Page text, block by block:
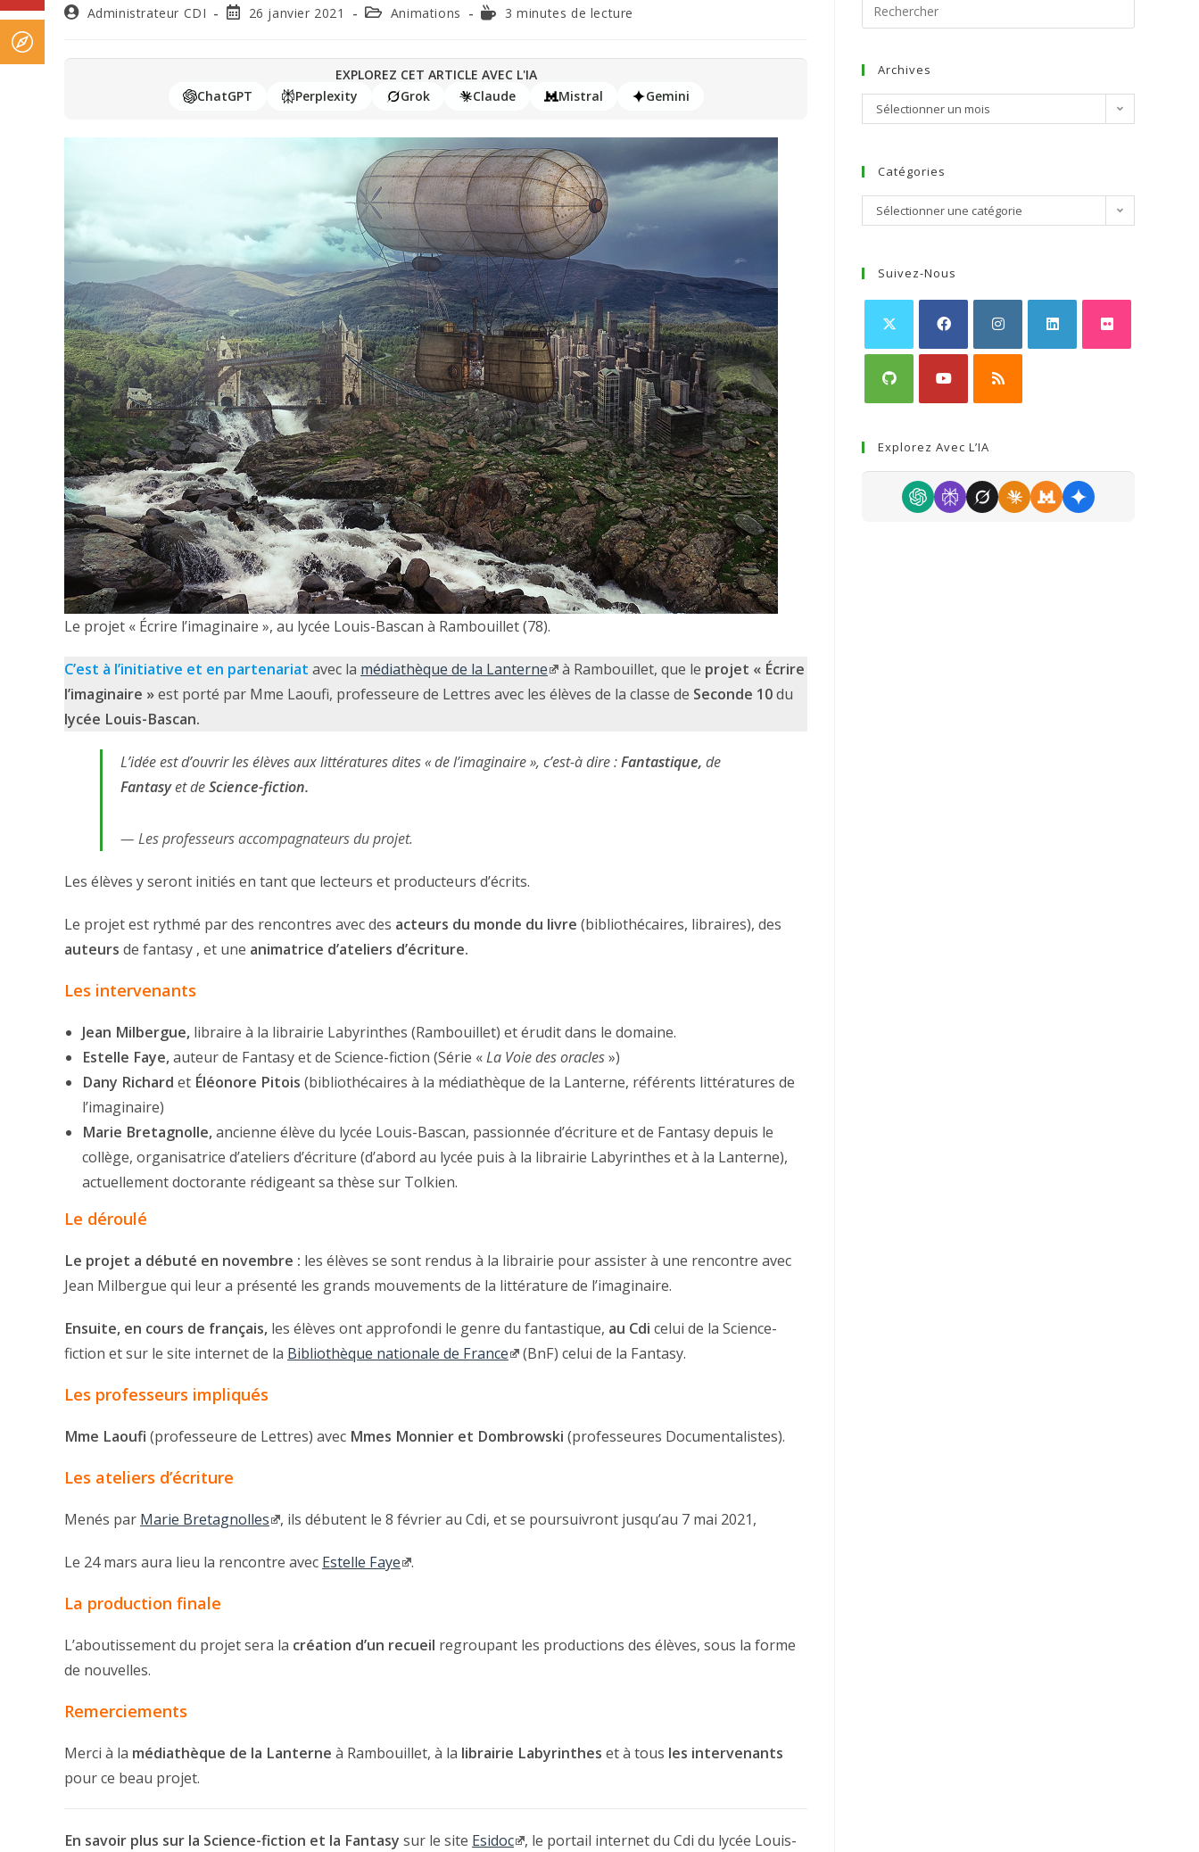
Administrateur CDI 26 janvier 2021 Animations 3 minutes de lecture
EXPLOREZ CET ARTICLE AVEC L'IA
ChatGPT
Perplexity Grok Claude Mistral Gemini
Le projet « Écrire l’imaginaire », au lycée Louis-Bascan à Rambouillet (78).
C’est à l’initiative et en partenariat avec la médiathèque de la Lanterne à Rambouillet, que le projet « Écrire
l’imaginaire »est porté par Mme Laoufi, professeure de Lettres avec les élèves de la classe de Seconde 10du
lycée Louis-Bascan.
L’idée est d’ouvrir les élèves aux littératures dites « de l’imaginaire », c’est-à dire :Fantastique, de
Fantasyet deScience-fiction.
Les professeurs accompagnateurs du projet.
Les élèves y seront initiés en tant que lecteurs et producteurs d’écrits.
Le projet est rythmé par des rencontres avec des acteurs du monde du livre (bibliothécaires, libraires), des
auteurs de fantasy , et une animatrice d’ateliers d’écriture.
Les intervenants
Jean Milbergue, libraire à la librairie Labyrinthes (Rambouillet) et érudit dans le domaine.
Estelle Faye,auteur de Fantasy et de Science-fiction (Série «La Voie des oracles»)
Dany Richard et Éléonore Pitois (bibliothécaires à la médiathèque de la Lanterne, référents littératures de
l’imaginaire)
Marie Bretagnolle,ancienne élève du lycée Louis-Bascan, passionnée d’écriture et de Fantasy depuis le
collège, organisatrice d’ateliers d’écriture (d’abord au lycée puis à la librairie Labyrinthes et à la Lanterne),
actuellement doctorante rédigeant sa thèse sur Tolkien.
Le déroulé
Le projet a débuté en novembre : les élèves se sont rendus à la librairie pour assister à une rencontre avec
Jean Milbergue qui leur a présenté les grands mouvements de la littérature de l’imaginaire.
Ensuite, en cours de français, les élèves ont approfondi le genre du fantastique, au Cdi celui de la Science-
fiction et sur le site internet de la Bibliothèque nationale de France (BnF) celui de la Fantasy.
Les professeurs impliqués
Mme Laoufi (professeure de Lettres) avec Mmes Monnier et Dombrowski (professeures Documentalistes).
Les ateliers d’écriture
Menés par Marie Bretagnolles , ils débutent le 8 février au Cdi, et se poursuivront jusqu’au 7 mai 2021,
Le 24 mars aura lieu la rencontre avec Estelle Faye .
La production finale
L’aboutissement du projet sera la création d’un recueil regroupant les productions des élèves, sous la forme
de nouvelles.
Remerciements
Merci à la médiathèque de la Lanterne à Rambouillet, à la librairie Labyrinthes et à tous les intervenants
pour ce beau projet.
En savoir plus sur la Science-fiction et la Fantasy sur le site Esidoc , le portail internet du Cdi du lycée Louis-
Archives
Sélectionner un mois
Catégories
Sélectionner une catégorie
Suivez-Nous
Explorez Avec L’IA